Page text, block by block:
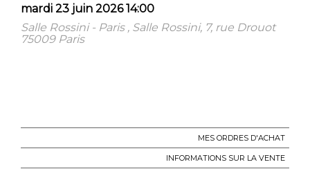
mardi 23 juin 2026 14:00
Salle Rossini - Paris , Salle Rossini, 7, rue Drouot
75009 Paris
MES ORDRES D'ACHAT
INFORMATIONS SUR LA VENTE